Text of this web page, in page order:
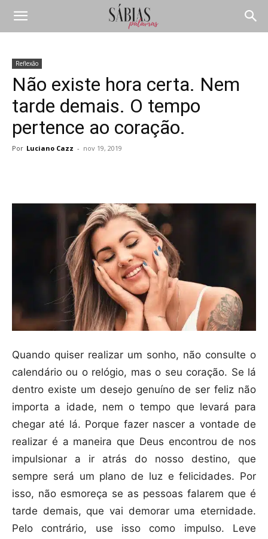
Reflexão
Não existe hora certa. Nem
tarde demais. O tempo
pertence ao coração.
Por Luciano Cazz - nov 19, 2019
Quando quiser realizar um sonho, não consulte o
calendário ou o relógio, mas o seu coração. Se lá
dentro existe um desejo genuíno de ser feliz não
importa a idade, nem o tempo que levará para
chegar até lá. Porque fazer nascer a vontade de
realizar é a maneira que Deus encontrou de nos
impulsionar a ir atrás do nosso destino, que
sempre será um plano de luz e felicidades. Por
isso, não esmoreça se as pessoas falarem que é
tarde demais, que vai demorar uma eternidade.
Pelo contrário, use isso como impulso. Leve